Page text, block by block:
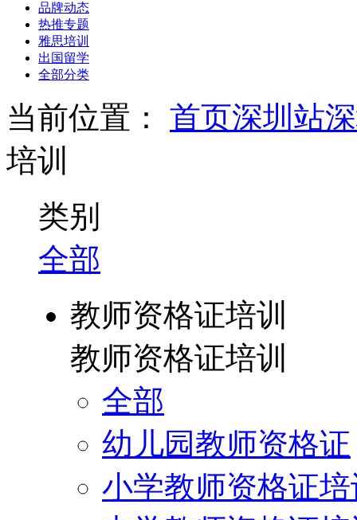
品牌动态
热推专题
雅思培训
出国留学
全部分类
当前位置： 首页深圳站
培训
类别
全部
教师资格证培训
教师资格证培训
全部
幼儿园教师资格证
小学教师资格证